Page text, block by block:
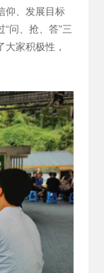
仰、发展目标
问、抢、答”三
家积极性，